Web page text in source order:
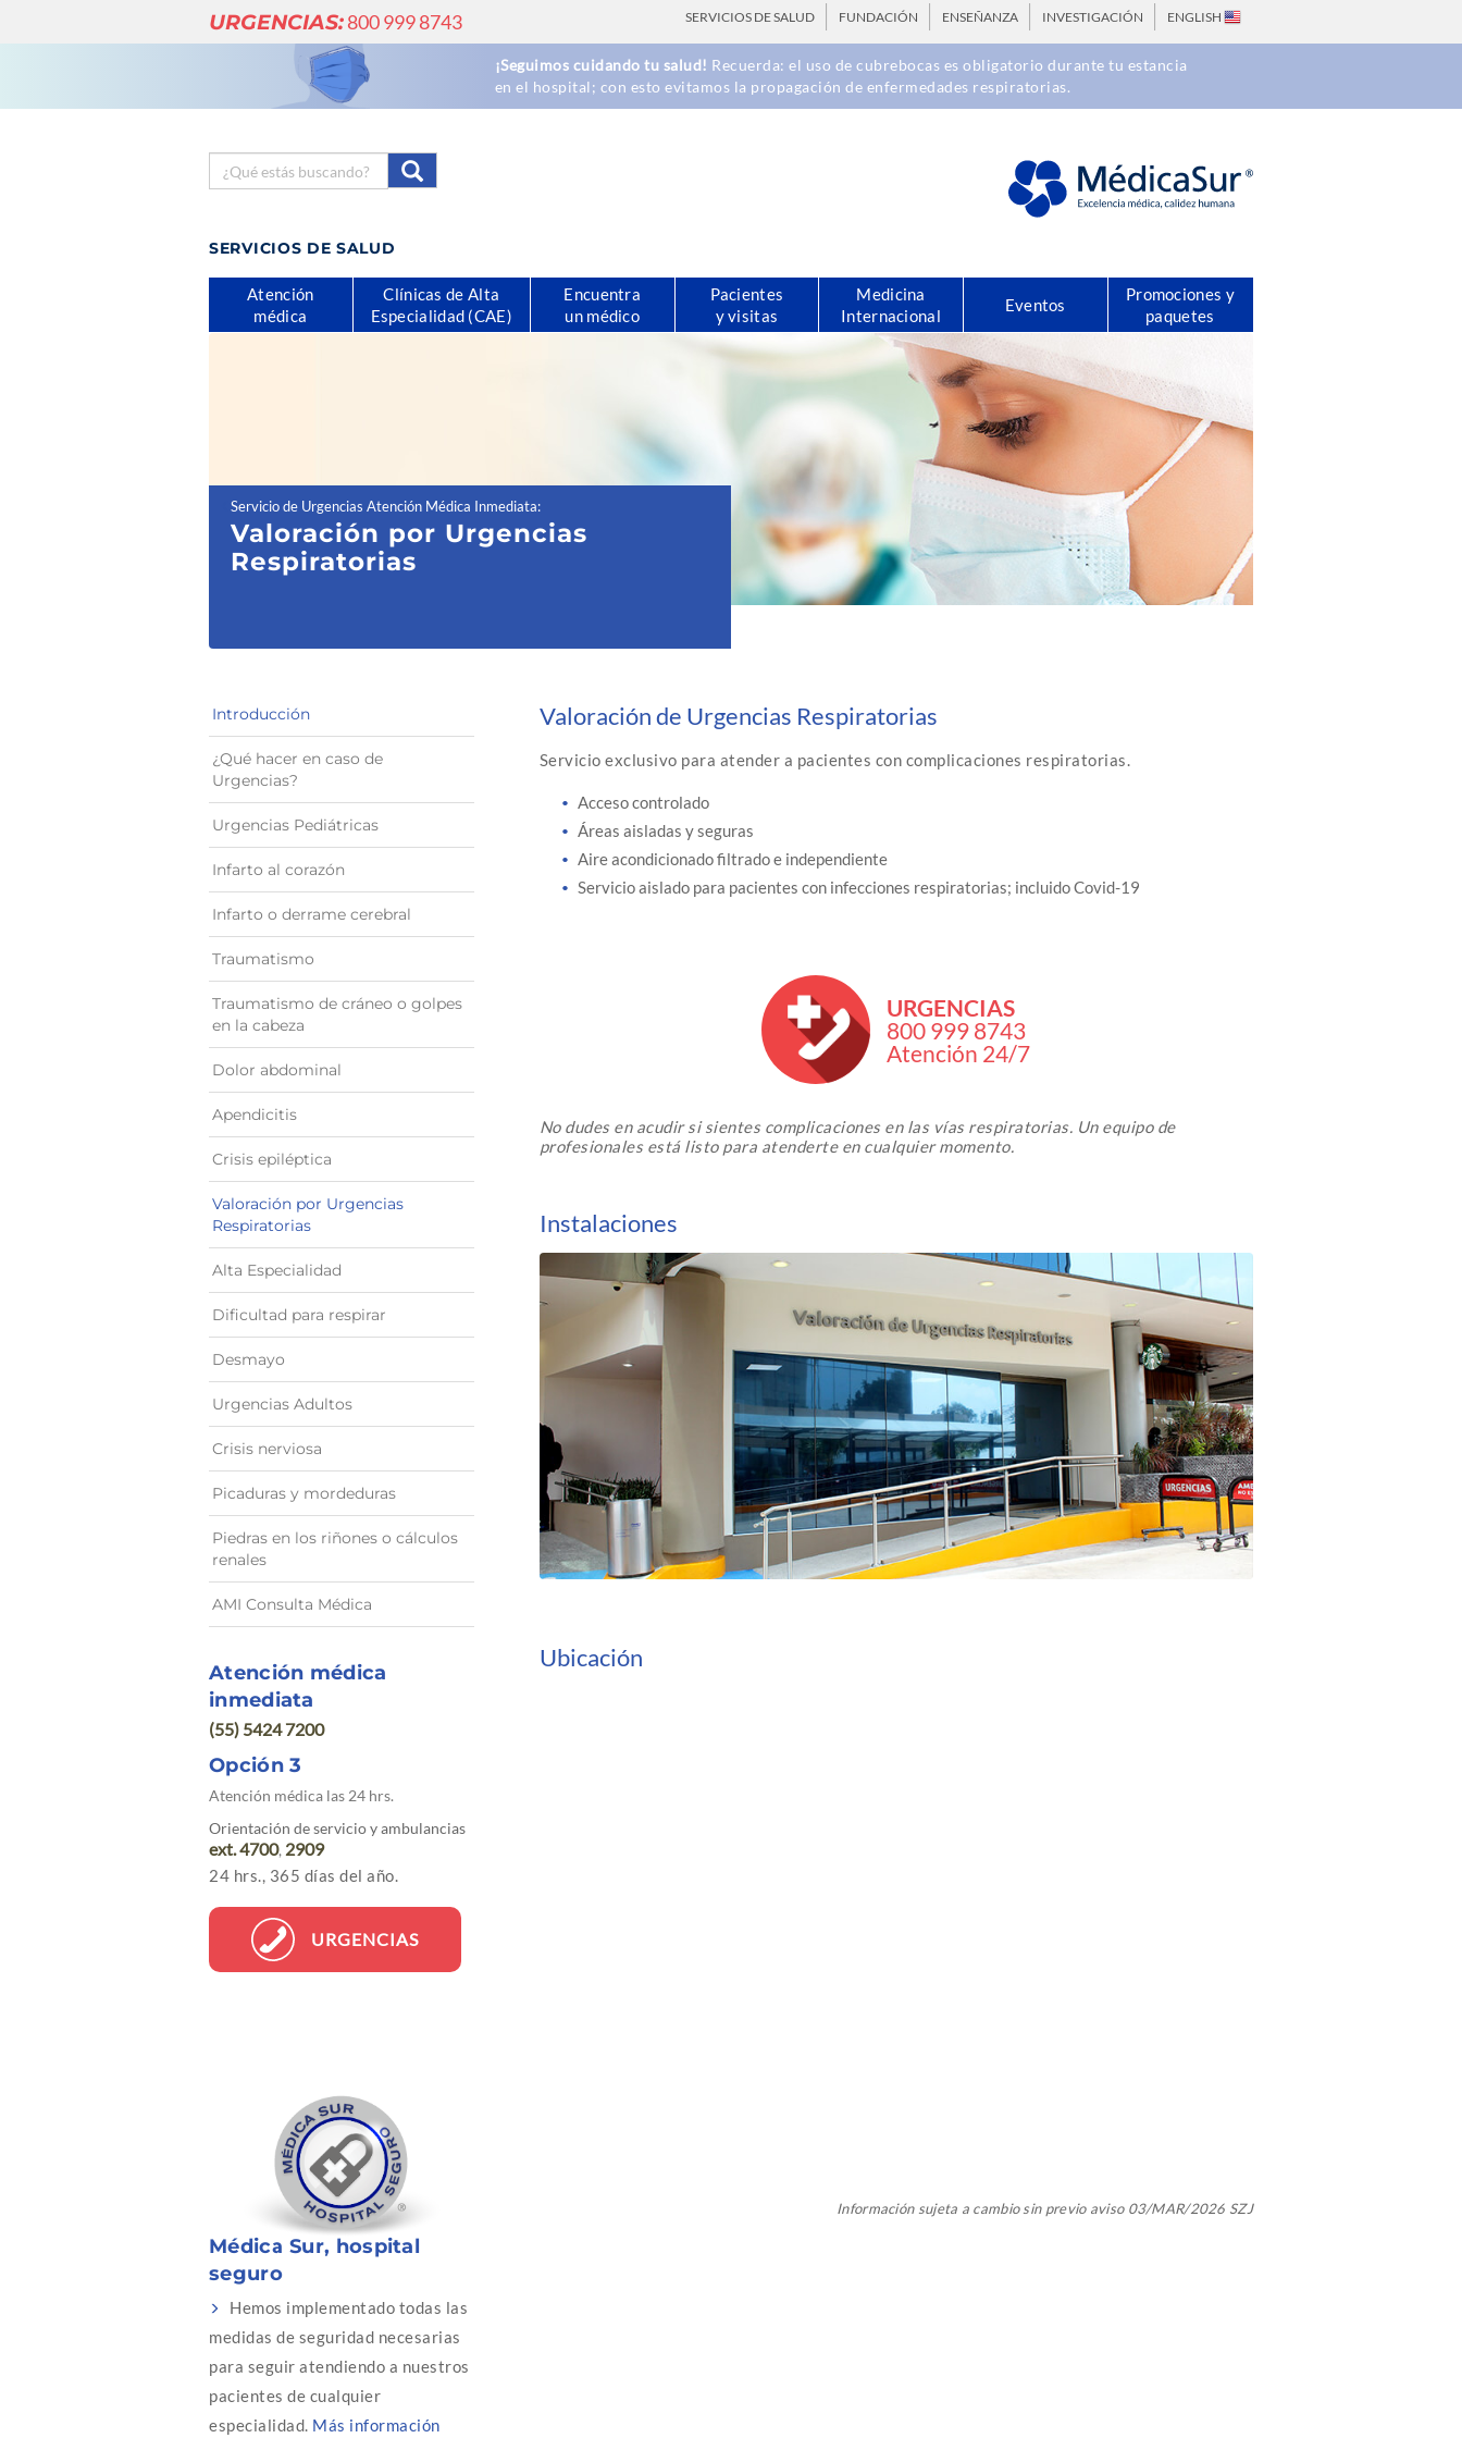
URGENCIAS:800 999 8743 SERVICIOS DE SALUD FUNDACIÓN ENSEÑANZA INVESTIGACIÓN ENGLISH
¡Seguimos cuidando tu salud! Recuerda: el uso de cubrebocas es obligatorio durante tu estancia
en el hospital; con esto evitamos la propagación de enfermedades respiratorias.
SERVICIOS DE SALUD
Atención
médica
Clínicas de Alta
Especialidad (CAE)
Encuentra
un médico
Pacientes
y visitas
Medicina
Internacional
Eventos
Promociones y
paquetes
Servicio de Urgencias Atención Médica Inmediata:
Valoración por Urgencias
Respiratorias
Valoración de Urgencias Respiratorias
Servicio exclusivo para atender a pacientes con complicaciones respiratorias.
Acceso controlado
Áreas aisladas y seguras
Aire acondicionado filtrado e independiente
Servicio aislado para pacientes con infecciones respiratorias; incluido Covid-19
URGENCIAS
800 999 8743
Atención 24/7
No dudes en acudir si sientes complicaciones en las vías respiratorias. Un equipo de
profesionales está listo para atenderte en cualquier momento.
Instalaciones
Ubicación
Información sujeta a cambio sin previo aviso 03/MAR/2026 SZJ
Introducción
¿Qué hacer en caso de
Urgencias?
Urgencias Pediátricas
Infarto al corazón
Infarto o derrame cerebral
Traumatismo
Traumatismo de cráneo o golpes
en la cabeza
Dolor abdominal
Apendicitis
Crisis epiléptica
Valoración por Urgencias
Respiratorias
Alta Especialidad
Dificultad para respirar
Desmayo
Urgencias Adultos
Crisis nerviosa
Picaduras y mordeduras
Piedras en los riñones o cálculos
renales
AMI Consulta Médica
Atención médica
inmediata
(55) 5424 7200
Opción 3
Atención médica las 24 hrs.
Orientación de servicio y ambulancias
ext. 4700, 2909
24 hrs., 365 días del año.
URGENCIAS
Médica Sur, hospital
seguro
Hemos implementado todas las
medidas de seguridad necesarias
para seguir atendiendo a nuestros
pacientes de cualquier
especialidad. Más información